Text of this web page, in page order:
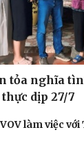
tỏa nghĩa
dịp 27/7
làm việc